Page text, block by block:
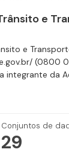
e
e
(0800
integrante da
Conjuntos de
29